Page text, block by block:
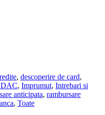
, descoperire de card,
DAC, Imprumut, Intrebari si
anticipata, rambursare
, Toate